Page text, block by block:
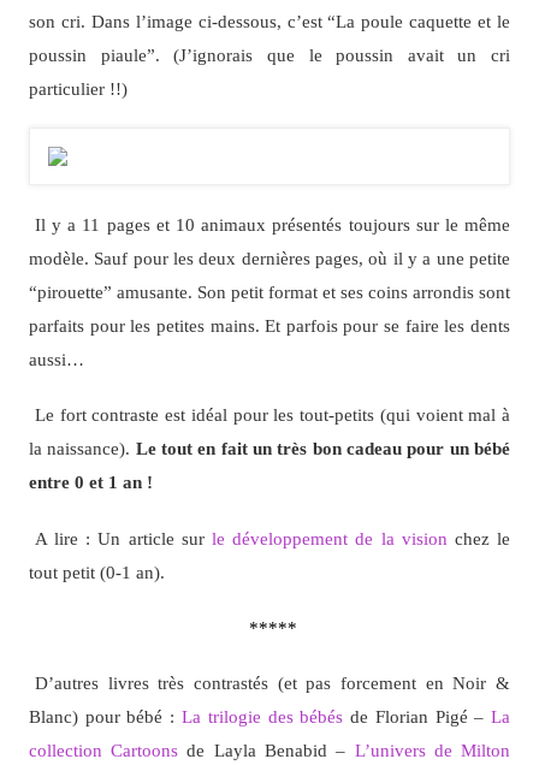
son cri. Dans l’image ci-dessous, c’est “La poule caquette et le
poussin piaule”. (J’ignorais que le poussin avait un cri
particulier !!)
Il y a 11 pages et 10 animaux présentés toujours sur le même
modèle. Sauf pour les deux dernières pages, où il y a une petite
“pirouette” amusante. Son petit format et ses coins arrondis sont
parfaits pour les petites mains. Et parfois pour se faire les dents
aussi…
Le fort contraste est idéal pour les tout-petits (qui voient mal à
la naissance). Le tout en fait un très bon cadeau pour un bébé
entre 0 et 1 an !
A lire : Un article sur le développement de la vision chez le
tout petit (0-1 an).
*****
D’autres livres très contrastés (et pas forcement en Noir &
Blanc) pour bébé : La trilogie des bébés de Florian Pigé –La
collection Cartoons de Layla Benabid – L’univers de Milton